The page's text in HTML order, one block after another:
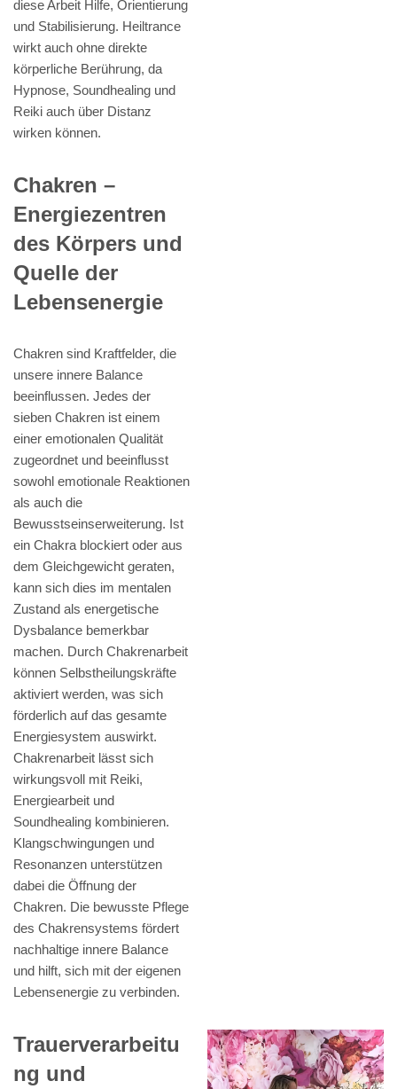
diese Arbeit Hilfe, Orientierung
und Stabilisierung. Heiltrance
wirkt auch ohne direkte
körperliche Berührung, da
Hypnose, Soundhealing und
Reiki auch über Distanz
wirken können.
Chakren –
Energiezentren
des Körpers und
Quelle der
Lebensenergie
Chakren sind Kraftfelder, die
unsere innere Balance
beeinflussen. Jedes der
sieben Chakren ist einem
einer emotionalen Qualität
zugeordnet und beeinflusst
sowohl emotionale Reaktionen
als auch die
Bewusstseinserweiterung. Ist
ein Chakra blockiert oder aus
dem Gleichgewicht geraten,
kann sich dies im mentalen
Zustand als energetische
Dysbalance bemerkbar
machen. Durch Chakrenarbeit
können Selbstheilungskräfte
aktiviert werden, was sich
förderlich auf das gesamte
Energiesystem auswirkt.
Chakrenarbeit lässt sich
wirkungsvoll mit Reiki,
Energiearbeit und
Soundhealing kombinieren.
Klangschwingungen und
Resonanzen unterstützen
dabei die Öffnung der
Chakren. Die bewusste Pflege
des Chakrensystems fördert
nachhaltige innere Balance
und hilft, sich mit der eigenen
Lebensenergie zu verbinden.
Trauerverarbeitu
ng und